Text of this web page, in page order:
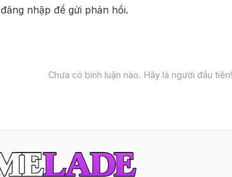
đăng nhập để gửi phản hồi.
Chưa có bình luận nào. Hãy là người đầu tiên!